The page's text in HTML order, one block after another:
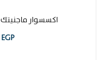
اكسسوار ماجنيتك داخلى S&S فيليبس
464,11